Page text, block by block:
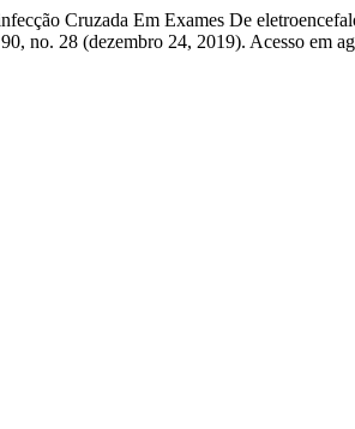
Cruzada Em Exames De
90, no. 28 (dezembro 24, 2019). Acesso em